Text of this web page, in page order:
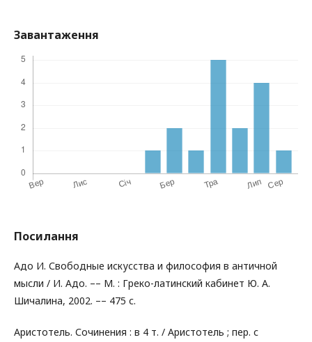
Завантаження
Посилання
Адо И. Свободные искусства и философия в античной
мысли / И. Адо. –– М. : Греко-латинский кабинет Ю. А.
Шичалина, 2002. –– 475 с.
Аристотель. Сочинения : в 4 т. / Аристотель ; пер. с